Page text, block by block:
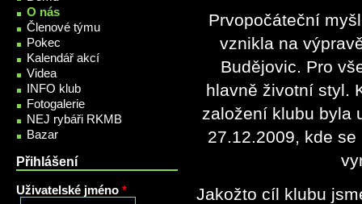
O nás
Členové týmu
Pokec
Kalendář akcí
Videa
INFO klub
Fotogalerie
NEJ rybáři RKMB
Bazar
Přihlášení
Uživatelské jméno *
Prvopočáteční
vznikla na
Budějovic. Pro
hlavně životní styl.
založení klubu byla
27.12.2009, kde
Jakožto cíl klubu